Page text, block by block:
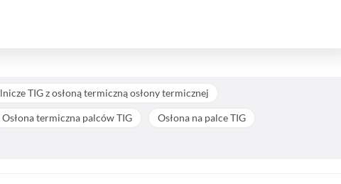
TIG z osłoną termiczną osłony termicznej
Osłona termiczna palców TIG Osłona na palce TIG